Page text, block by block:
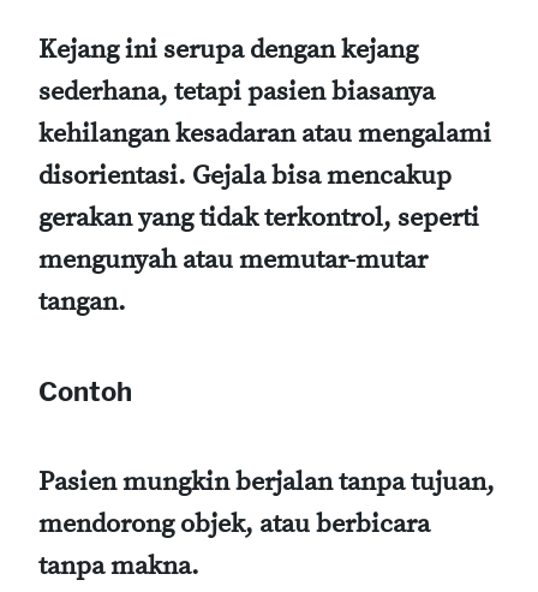
Kejang ini serupa dengan kejang
sederhana, tetapi pasien biasanya
kehilangan kesadaran atau mengalami
disorientasi. Gejala bisa mencakup
gerakan yang tidak terkontrol, seperti
mengunyah atau memutar-mutar
tangan.
Contoh
Pasien mungkin berjalan tanpa tujuan,
mendorong objek, atau berbicara
tanpa makna.